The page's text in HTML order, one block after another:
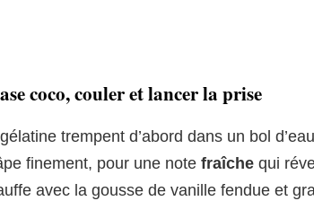
coco, couler et lancer la prise
trempent d’abord dans un bol
finement, pour une note fraîche qui
avec la gousse de vanille fendue et